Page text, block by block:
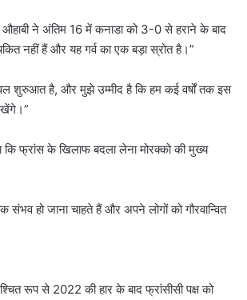
औहाबी ने अंतिम 16 में कनाडा को 3-0 से हराने के बाद
नहीं हैं और यह गर्व का एक बड़ा स्रोत है।”
शुरुआत है, और मुझे उम्मीद है कि हम कई वर्षों तक इस
कि फ्रांस के खिलाफ बदला लेना मोरक्को की मुख्य
​​संभव हो जाना चाहते हैं और अपने लोगों को गौरवान्वित
रूप से 2022 की हार के बाद फ्रांसीसी पक्ष को